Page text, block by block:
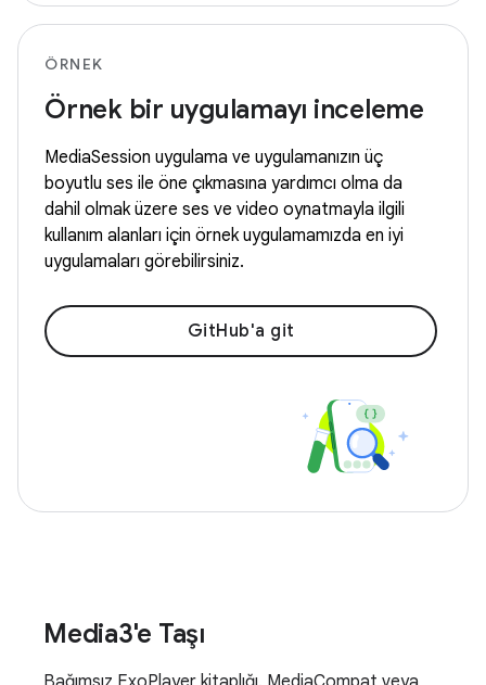
ÖRNEK
Örnek bir uygulamayı inceleme
MediaSession uygulama ve uygulamanızın üç
boyutlu ses ile öne çıkmasına yardımcı olma da
dahil olmak üzere ses ve video oynatmayla ilgili
kullanım alanları için örnek uygulamamızda en iyi
uygulamaları görebilirsiniz.
GitHub'a git
Media3'e Taşı